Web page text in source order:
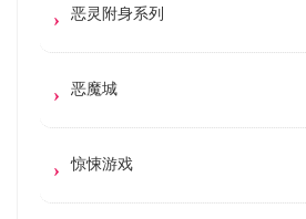
恶灵附身系列
恶魔城
惊悚游戏